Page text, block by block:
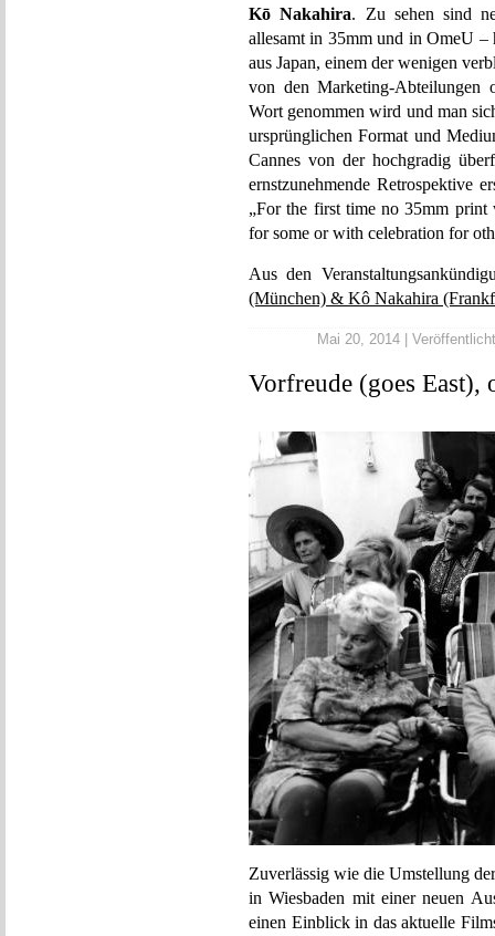
Kō Nakahira. Zu sehen sind
allesamt in 35mm und in OmeU –
aus Japan, einem der wenigen
von den Marketing-Abteilungen
Wort genommen wird und man
ursprünglichen Format und
Cannes von der hochgradig
ernstzunehmende Retrospektive
„For the first time no 35mm print
for some or with celebration for
Aus den
(München) & Kô Nakahira
Mai 20, 2014 |
Vorfreude (goes East),
Zuverlässig wie die Umstellung
in Wiesbaden mit einer neuen
einen Einblick in das aktuelle